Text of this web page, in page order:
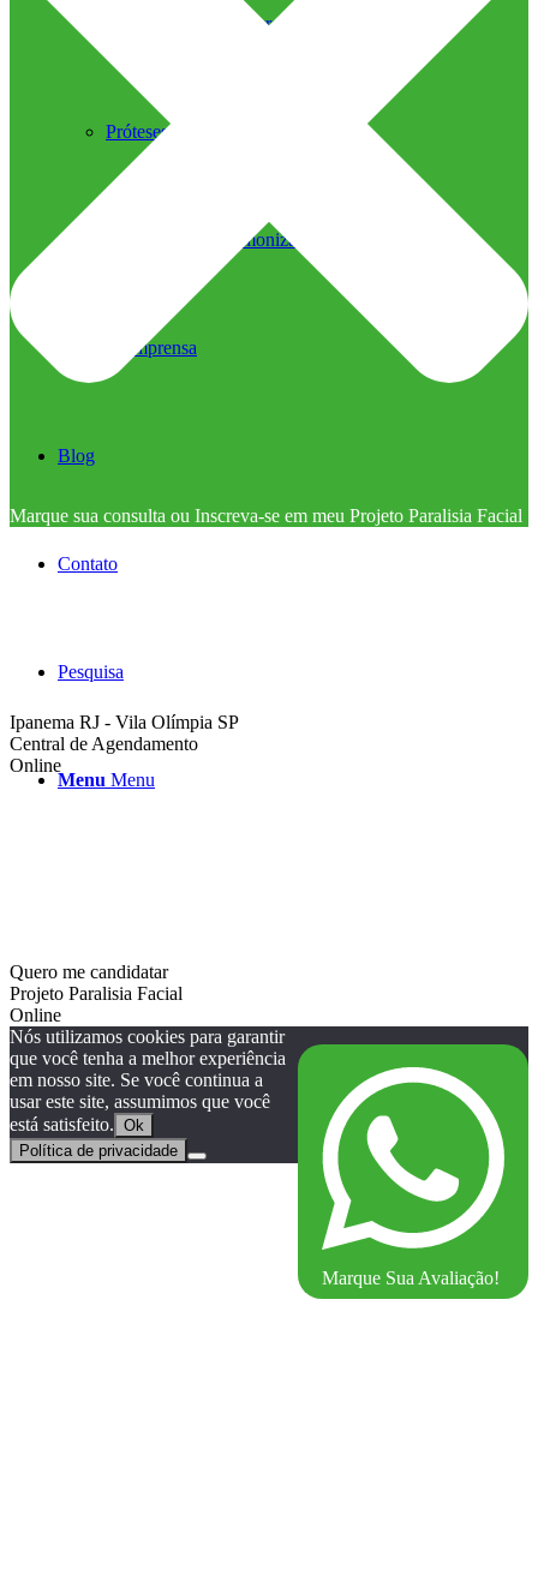
Ultrassom Microfocado
Próteses Faciais
Segurança na Harmonização
Imprensa
Blog
Contato
Pesquisa
Menu Menu
Marque sua consulta ou Inscreva-se em meu Projeto Paralisia Facial
Ipanema RJ - Vila Olímpia SP
Central de Agendamento
Online
Quero me candidatar
Projeto Paralisia Facial
Online
Marque Sua Avaliação!
Nós utilizamos cookies para garantir
que você tenha a melhor experiência
em nosso site. Se você continua a
usar este site, assumimos que você
está satisfeito. Ok
Política de privacidade